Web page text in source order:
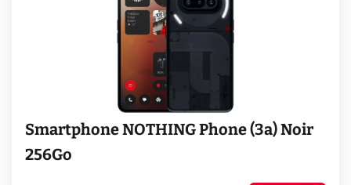
Smartphone NOTHING Phone (3a) Noir
256Go